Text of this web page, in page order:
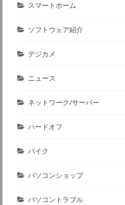
スマートホーム
ソフトウェア紹介
デジカメ
ニュース
ネットワーク/サーバー
ハードオフ
バイク
パソコンショップ
パソコントラブル